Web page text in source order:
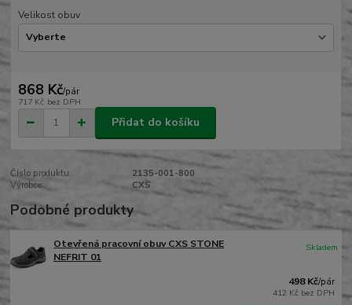
Velikost obuv
868 Kč/pár
717 Kč bez DPH
Přidat do košíku
Číslo produktu:
2135-001-800
Výrobce:
CXS
Podobné produkty
Otevřená pracovní obuv CXS STONE
NEFRIT 01
498 Kč/pár
412 Kč bez DPH
Skladem